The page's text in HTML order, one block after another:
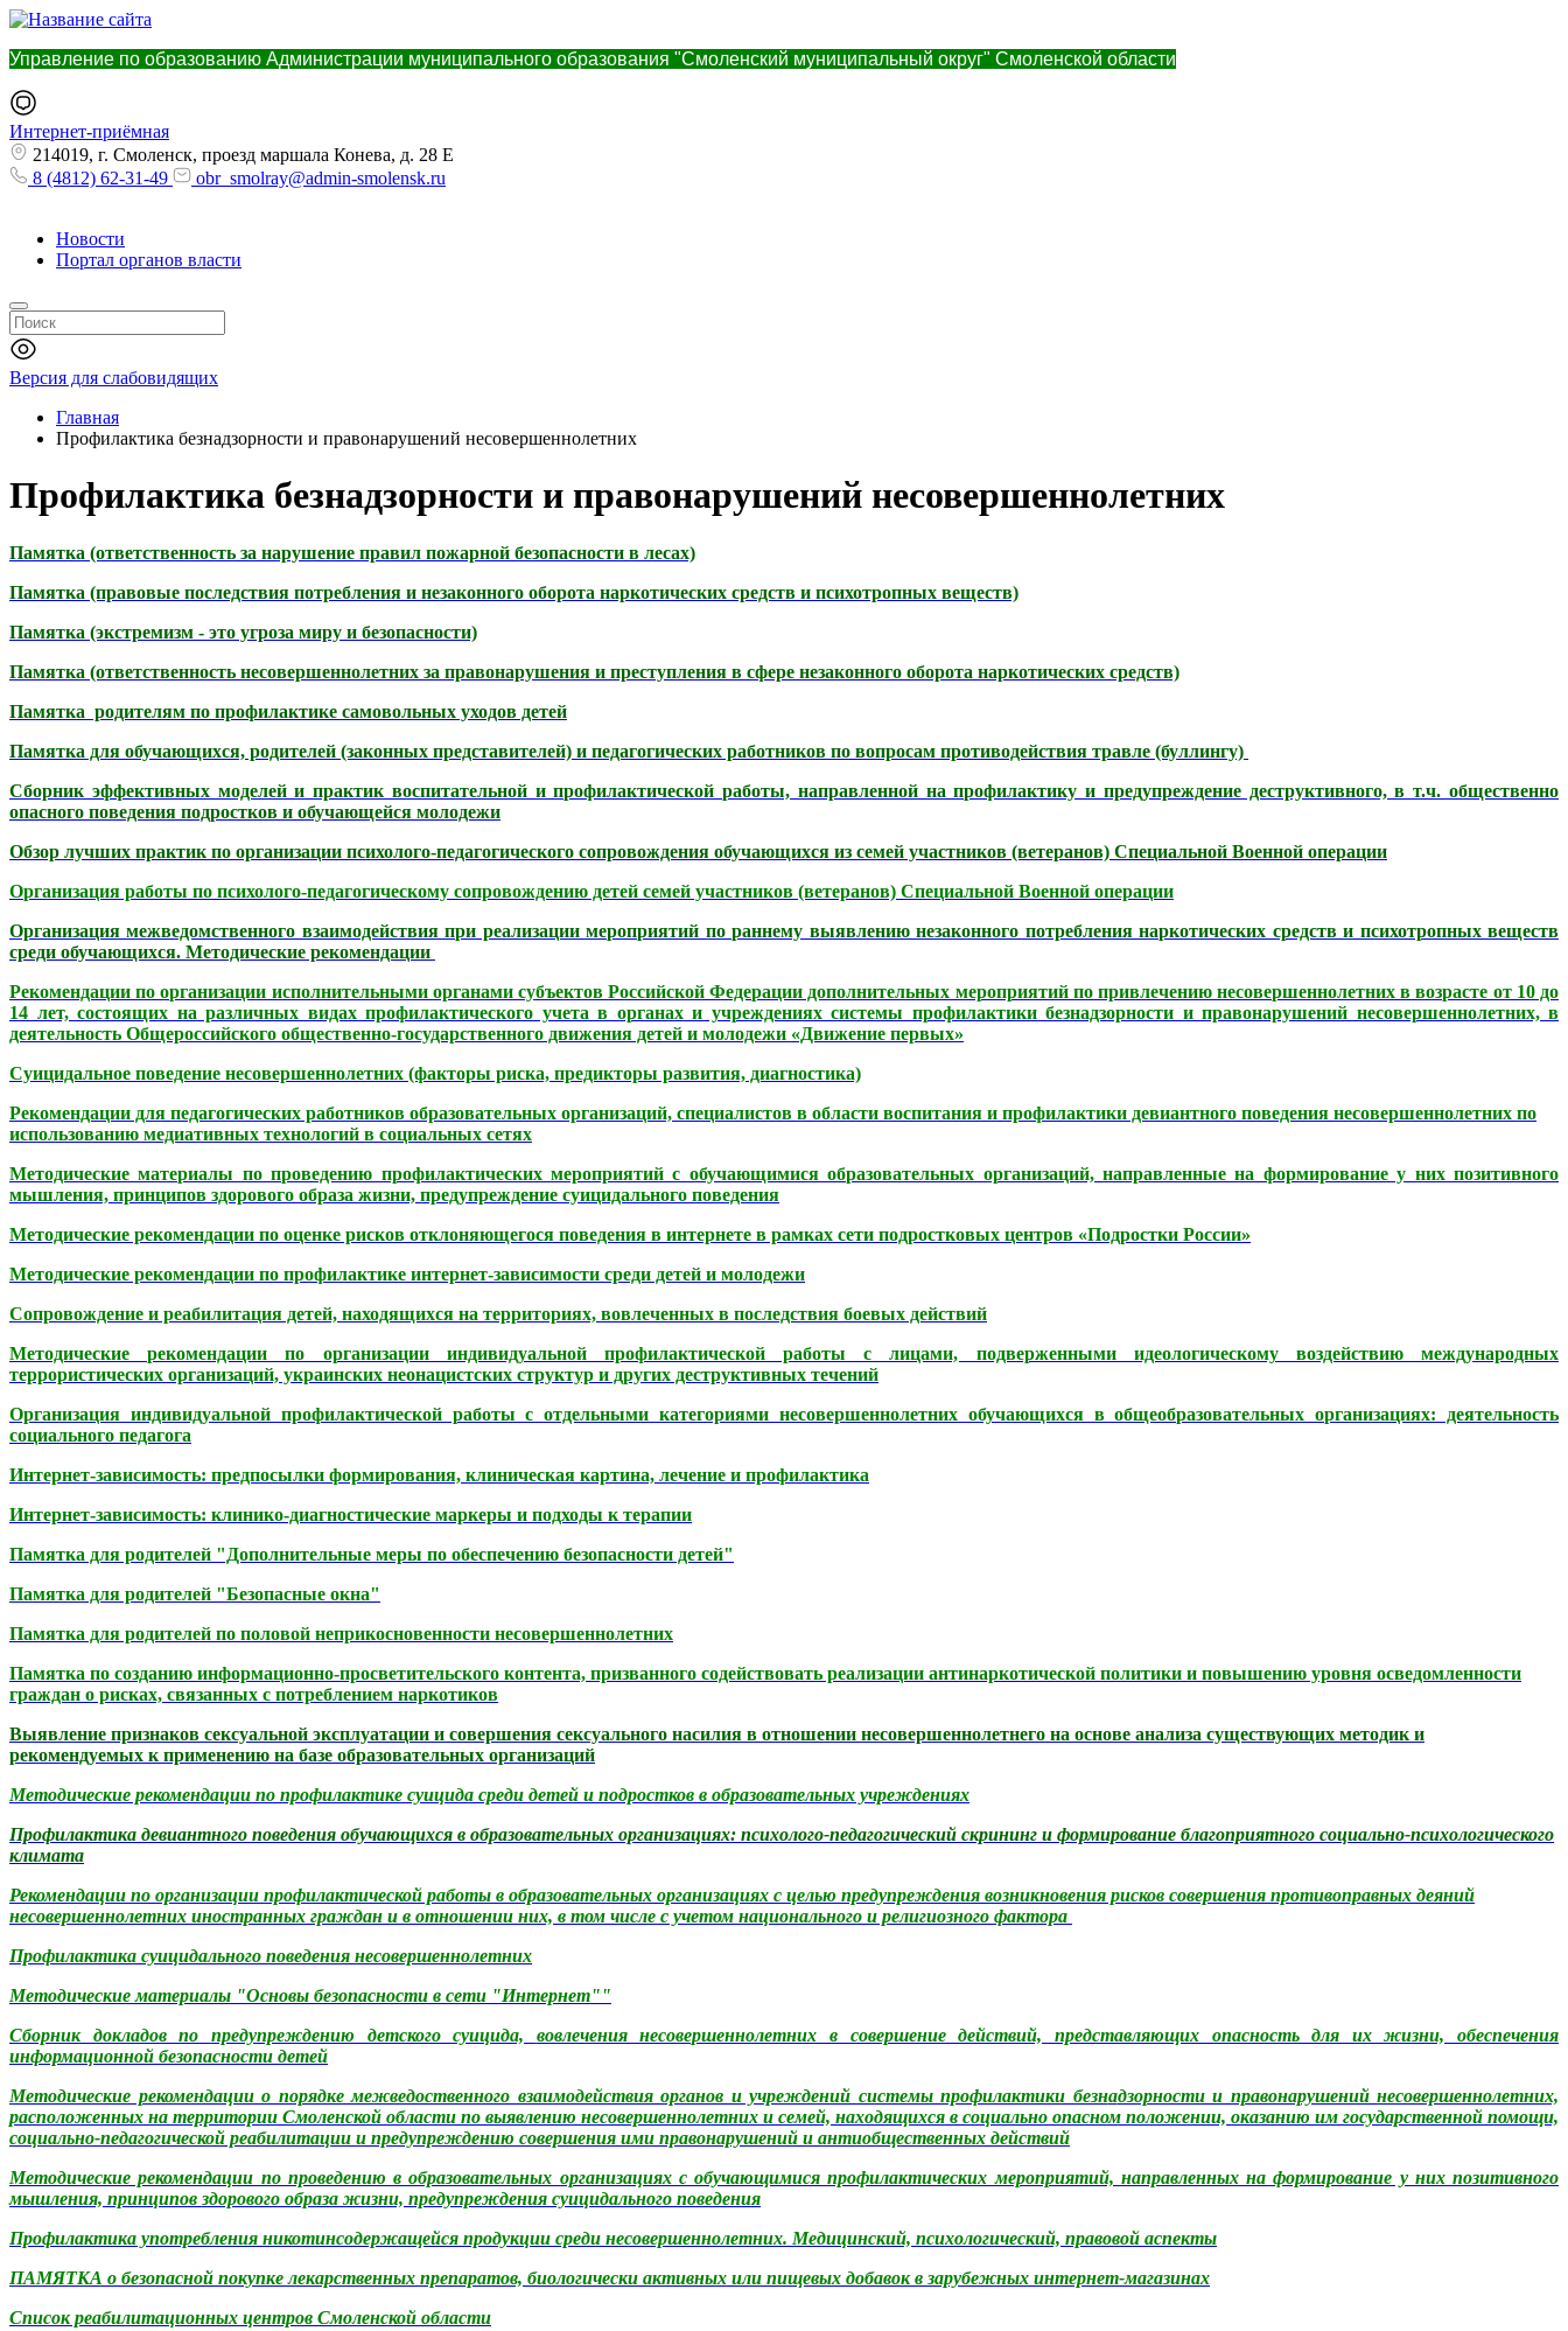
Управление по образованию Администрации муниципального образования "Смоленский муниципальный округ" Смоленской области
Интернет-приёмная
214019, г. Смоленск, проезд маршала Конева, д. 28 Е
8 (4812) 62-31-49
obr_smolray@admin-smolensk.ru
Новости
Портал органов власти
Версия для слабовидящих
Главная
Профилактика безнадзорности и правонарушений несовершеннолетних
Профилактика безнадзорности и правонарушений несовершеннолетних
Памятка (ответственность за нарушение правил пожарной безопасности в лесах)
Памятка (правовые последствия потребления и незаконного оборота наркотических средств и психотропных веществ)
Памятка (экстремизм - это угроза миру и безопасности)
Памятка (ответственность несовершеннолетних за правонарушения и преступления в сфере незаконного оборота наркотических средств)
Памятка родителям по профилактике самовольных уходов детей
Памятка для обучающихся, родителей (законных представителей) и педагогических работников по вопросам противодействия травле (буллингу)
Сборник эффективных моделей и практик воспитательной и профилактической работы, направленной на профилактику и предупреждение деструктивного, в т.ч. общественно
опасного поведения подростков и обучающейся молодежи
Обзор лучших практик по организации психолого-педагогического сопровождения обучающихся из семей участников (ветеранов) Специальной Военной операции
Организация работы по психолого-педагогическому сопровождению детей семей участников (ветеранов) Специальной Военной операции
Организация межведомственного взаимодействия при реализации мероприятий по раннему выявлению незаконного потребления наркотических средств и психотропных веществ
среди обучающихся. Методические рекомендации
Рекомендации по организации исполнительными органами субъектов Российской Федерации дополнительных мероприятий по привлечению несовершеннолетних в возрасте от 10 до
14 лет, состоящих на различных видах профилактического учета в органах и учреждениях системы профилактики безнадзорности и правонарушений несовершеннолетних, в
деятельность Общероссийского общественно-государственного движения детей и молодежи «Движение первых»
Суицидальное поведение несовершеннолетних (факторы риска, предикторы развития, диагностика)
Рекомендации для педагогических работников образовательных организаций, специалистов в области воспитания и профилактики девиантного поведения несовершеннолетних по
использованию медиативных технологий в социальных сетях
Методические материалы по проведению профилактических мероприятий с обучающимися образовательных организаций, направленные на формирование у них позитивного
мышления, принципов здорового образа жизни, предупреждение суицидального поведения
Методические рекомендации по оценке рисков отклоняющегося поведения в интернете в рамках сети подростковых центров «Подростки России»
Методические рекомендации по профилактике интернет-зависимости среди детей и молодежи
Сопровождение и реабилитация детей, находящихся на территориях, вовлеченных в последствия боевых действий
Методические рекомендации по организации индивидуальной профилактической работы с лицами, подверженными идеологическому воздействию международных
террористических организаций, украинских неонацистских структур и других деструктивных течений
Организация индивидуальной профилактической работы с отдельными категориями несовершеннолетних обучающихся в общеобразовательных организациях: деятельность
социального педагога
Интернет-зависимость: предпосылки формирования, клиническая картина, лечение и профилактика
Интернет-зависимость: клинико-диагностические маркеры и подходы к терапии
Памятка для родителей "Дополнительные меры по обеспечению безопасности детей"
Памятка для родителей "Безопасные окна"
Памятка для родителей по половой неприкосновенности несовершеннолетних
Памятка по созданию информационно-просветительского контента, призванного содействовать реализации антинаркотической политики и повышению уровня осведомленности
граждан о рисках, связанных с потреблением наркотиков
Выявление признаков сексуальной эксплуатации и совершения сексуального насилия в отношении несовершеннолетнего на основе анализа существующих методик и
рекомендуемых к применению на базе образовательных организаций
Методические рекомендации по профилактике суицида среди детей и подростков в образовательных учреждениях
Профилактика девиантного поведения обучающихся в образовательных организациях: психолого-педагогический скрининг и формирование благоприятного социально-психологического
климата
Рекомендации по организации профилактической работы в образовательных организациях с целью предупреждения возникновения рисков совершения противоправных деяний
несовершеннолетних иностранных граждан и в отношении них, в том числе с учетом национального и религиозного фактора
Профилактика суицидального поведения несовершеннолетних
Методические материалы "Основы безопасности в сети "Интернет""
Сборник докладов по предупреждению детского суицида, вовлечения несовершеннолетних в совершение действий, представляющих опасность для их жизни, обеспечения
информационной безопасности детей
Методические рекомендации о порядке межведоственного взаимодействия органов и учреждений системы профилактики безнадзорности и правонарушений несовершеннолетних,
расположенных на территории Смоленской области по выявлению несовершеннолетних и семей, находящихся в социально опасном положении, оказанию им государственной помощи,
социально-педагогической реабилитации и предупреждению совершения ими правонарушений и антиобщественных действий
Методические рекомендации по проведению в образовательных организациях с обучающимися профилактических мероприятий, направленных на формирование у них позитивного
мышления, принципов здорового образа жизни, предупреждения суицидального поведения
Профилактика употребления никотинсодержащейся продукции среди несовершеннолетних. Медицинский, психологический, правовой аспекты
ПАМЯТКА о безопасной покупке лекарственных препаратов, биологически активных или пищевых добавок в зарубежных интернет-магазинах
Список реабилитационных центров Смоленской области